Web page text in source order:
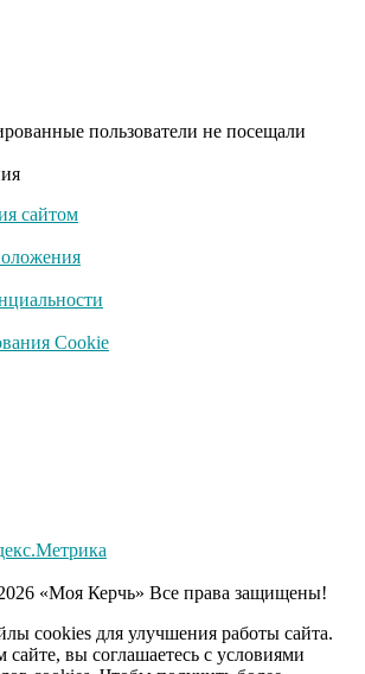
длится
вы будете
вагона
равнодушным
— Южной
я подарил —
о
отправляет
пользователи не посещали
сайтом
Cookie
«Моя Керчь» Все права защищены!
cookies для улучшения работы сайта.
сайте, вы соглашаетесь с условиями